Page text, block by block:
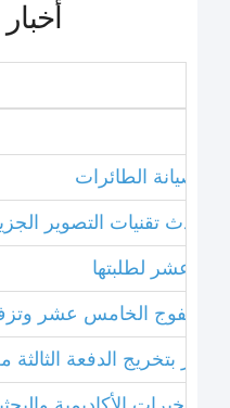
صيانة الطائرات
أحدث تقنيات التصوير
عشر لطلبتها
الفوج الخامس عشر
بتخريج الدفعة الثالثة